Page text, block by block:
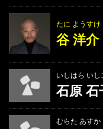
たに ようすけ
谷 洋介
いしはら いし
石原 石
むらた あすか